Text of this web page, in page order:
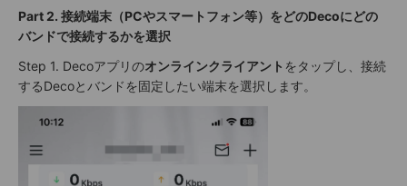
Part 2. 接続端末（PCやスマートフォン等）をどのDecoにどの
バンドで接続するかを選択
Step 1. Decoアプリのオンラインクライアント をタップし、接続
するDecoとバンドを固定したい端末を選択します。